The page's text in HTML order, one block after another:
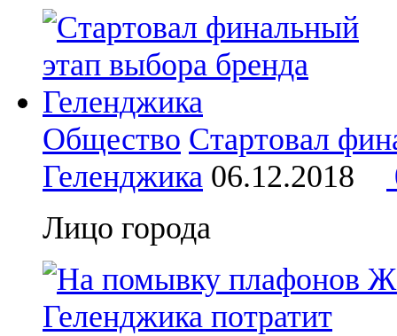
Общество Стартовал
Геленджика 06.12.2018
Лицо города